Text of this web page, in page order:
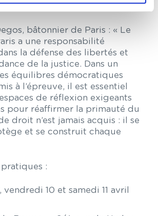
démocraties.
bâtonnier de Paris : « Le
a une responsabilité
la défense des libertés et
de la justice. Dans un
équilibres démocratiques
à l’épreuve, il est essentiel
de réflexion exigeants
pour réaffirmer la primauté du
droit n’est jamais acquis : il se
et se construit chaque
pratiques :
vendredi 10 et samedi 11 avril